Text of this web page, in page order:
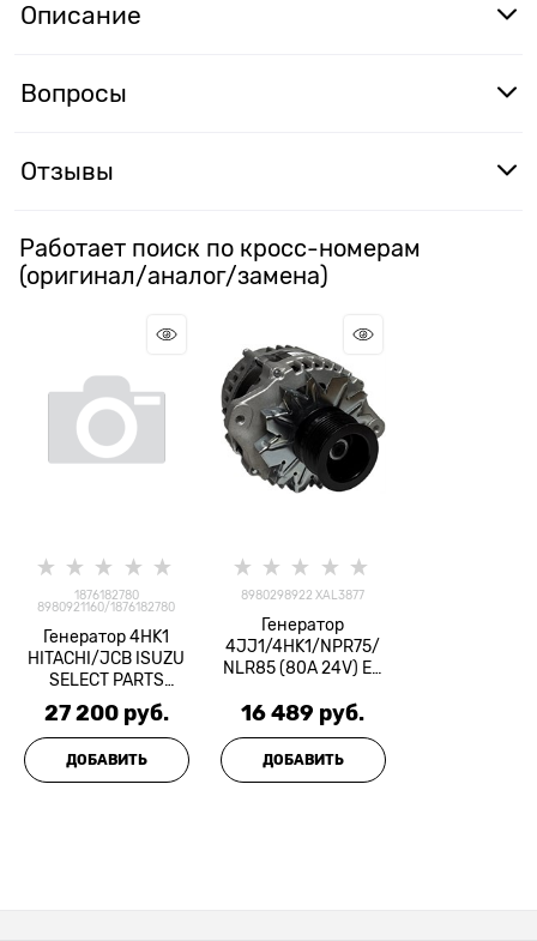
Описание
Вопросы
Отзывы
Работает поиск по кросс-номерам
(оригинал/аналог/замена)
1876182780
8980921160/1876182780
Генератор 4HK1
HITACHI/JCB ISUZU
SELECT PARTS
=Оригинал=
27 200 руб.
ДОБАВИТЬ
8980298922 XAL3877
Генератор
4JJ1/4HK1/NPR75/
NLR85 (80A 24V) Е4
16 489 руб.
ДОБАВИТЬ